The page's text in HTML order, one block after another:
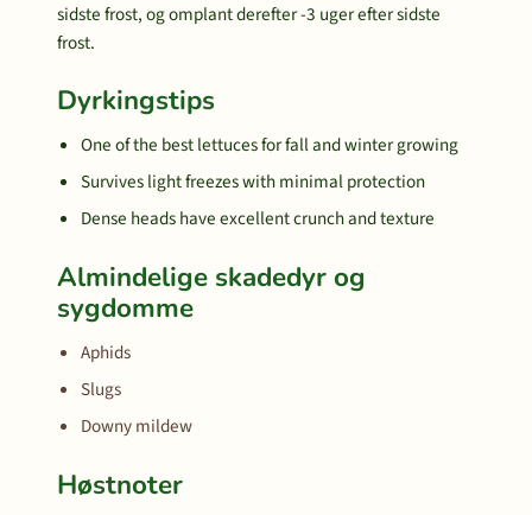
sidste frost, og omplant derefter -3 uger efter sidste
frost.
Dyrkingstips
One of the best lettuces for fall and winter growing
Survives light freezes with minimal protection
Dense heads have excellent crunch and texture
Almindelige skadedyr og
sygdomme
Aphids
Slugs
Downy mildew
Høstnoter